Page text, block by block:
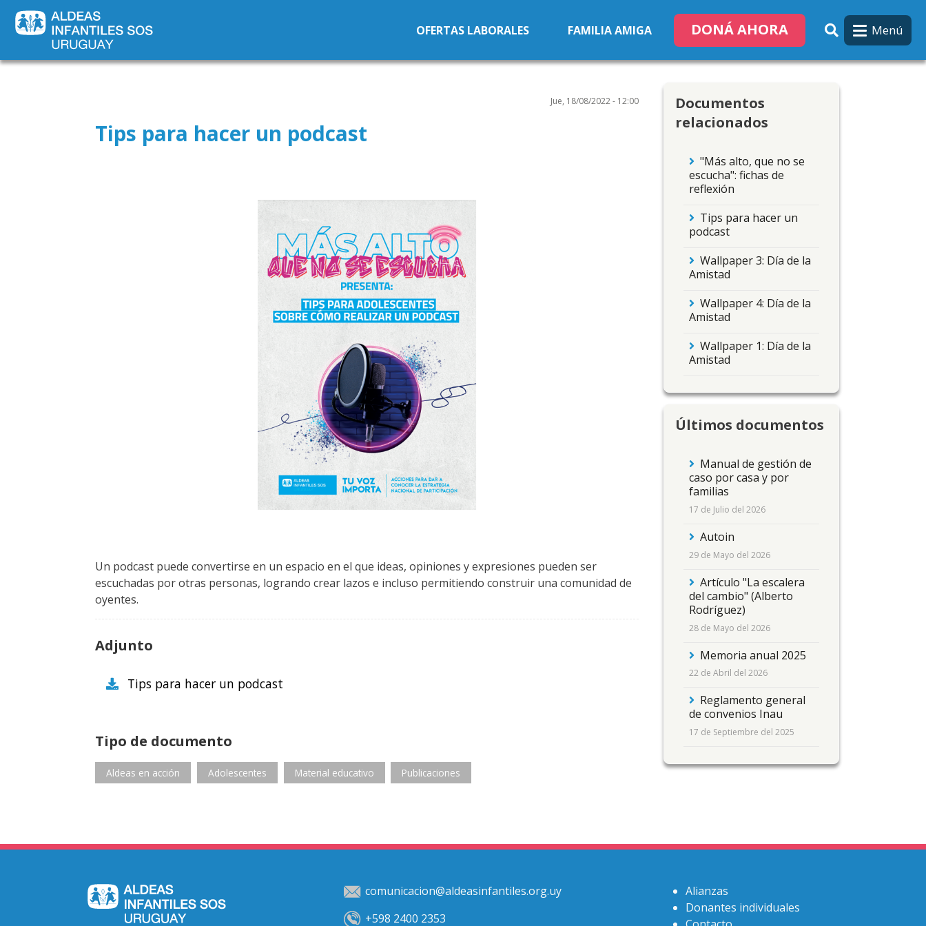
OFERTAS LABORALES
FAMILIA AMIGA DONÁ AHORA Menú
Jue, 18/08/2022 - 12:00
Tips para hacer un podcast
Un podcast puede convertirse en un espacio en el que ideas, opiniones y expresiones pueden ser
escuchadas por otras personas, logrando crear lazos e incluso permitiendo construir una comunidad de
oyentes.
Adjunto
Tips para hacer un podcast
Tipo de documento
Aldeas en acción Adolescentes Material educativo Publicaciones
Documentos
relacionados
"Más alto, que no se
escucha": fichas de
reflexión
Tips para hacer un
podcast
Wallpaper 3: Día de la
Amistad
Wallpaper 4: Día de la
Amistad
Wallpaper 1: Día de la
Amistad
Últimos documentos
Manual de gestión de
caso por casa y por
familias
17 de Julio del 2026
Autoin
29 de Mayo del 2026
Artículo "La escalera
del cambio" (Alberto
Rodríguez)
28 de Mayo del 2026
Memoria anual 2025
22 de Abril del 2026
Reglamento general
de convenios Inau
17 de Septiembre del 2025
comunicacion@aldeasinfantiles.org.uy
+598 2400 2353
Alianzas
Donantes individuales